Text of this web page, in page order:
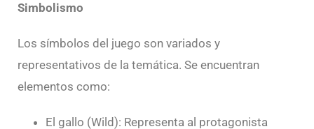
Simbolismo
Los símbolos del juego son variados y
representativos de la temática. Se encuentran
elementos como:
El gallo (Wild): Representa al protagonista